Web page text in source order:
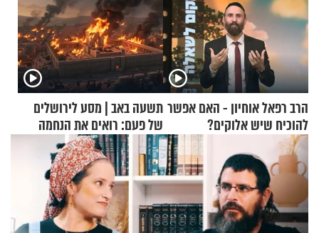
הרב רפאל אוחיון - האם אפשר
להוכיח שיש אלוקים?
תשעה באב | מסע לירושלים
של פעם: רואים את הנחמה